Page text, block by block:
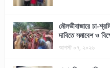
মৌলভীবাজারে চা-
দাবিতে সমাবেশ ও
আগস্ট ০৭, ২০২৬